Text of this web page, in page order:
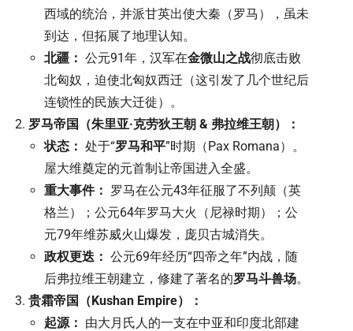
西域的统治，并派甘英出使大秦（罗马），虽未
到达，但拓展了地理认知。
北疆： 公元91年，汉军在金微山之战彻底击败
北匈奴，迫使北匈奴西迁（这引发了几个世纪后
连锁性的民族大迁徙）。
罗马帝国（朱里亚·克劳狄王朝 & 弗拉维王朝）：
状态： 处于“罗马和平”时期（Pax Romana）。
屋大维奠定的元首制让帝国进入全盛。
重大事件： 罗马在公元43年征服了不列颠（英
格兰）；公元64年罗马大火（尼禄时期）；公
元79年维苏威火山爆发，庞贝古城消失。
政权更迭： 公元69年经历“四帝之年”内战，随
后弗拉维王朝建立，修建了著名的罗马斗兽场。
贵霜帝国（Kushan Empire）：
起源： 由大月氏人的一支在中亚和印度北部建